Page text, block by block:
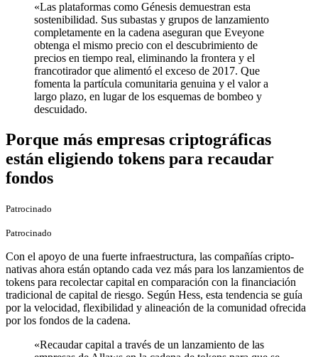
«Las plataformas como Génesis demuestran esta
sostenibilidad. Sus subastas y grupos de lanzamiento
completamente en la cadena aseguran que Eveyone
obtenga el mismo precio con el descubrimiento de
precios en tiempo real, eliminando la frontera y el
francotirador que alimentó el exceso de 2017. Que
fomenta la partícula comunitaria genuina y el valor a
largo plazo, en lugar de los esquemas de bombeo y
descuidado.
Porque más empresas criptográficas
están eligiendo tokens para recaudar
fondos
Patrocinado
Patrocinado
Con el apoyo de una fuerte infraestructura, las compañías cripto-
nativas ahora están optando cada vez más para los lanzamientos de
tokens para recolectar capital en comparación con la financiación
tradicional de capital de riesgo. Según Hess, esta tendencia se guía
por la velocidad, flexibilidad y alineación de la comunidad ofrecida
por los fondos de la cadena.
«Recaudar capital a través de un lanzamiento de las